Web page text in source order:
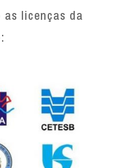
as licenças da